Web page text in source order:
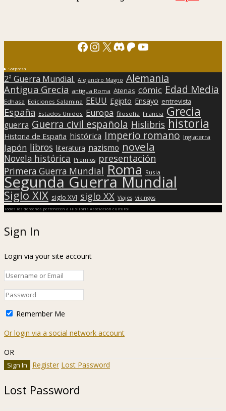
Facebook
Instagram
X Discord
Patreon
YouTube
Sorpresa
2ª Guerra Mundial. Alejandro Magno Alemania
Antigua Grecia antigua Roma Atenas cómic Edad Media
Edhasa Ediciones Salamina EEUU Egipto Ensayo entrevista
España Estados Unidos Europa filosofía Francia Grecia
guerra Guerra civil española Hislibris historia
Historia de España histórica Imperio romano Inglaterra
Japón libros literatura nazismo novela
Novela histórica Premios presentación
Primera Guerra Mundial Roma Rusia
Segunda Guerra Mundial
Siglo XIX siglo XVI siglo XX Viajes vikingos
Todos los derechos pertenecen a Hislibris Asociación cultural
Sign In
Login via your site account
Remember Me
Or login via a social network account
OR
Register Lost Password
Lost Password